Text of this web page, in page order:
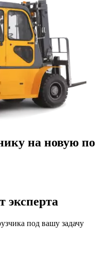
на новую по
эксперта
под вашу задачу